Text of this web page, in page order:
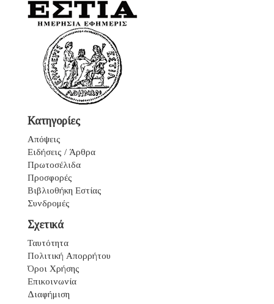
Κατηγορίες
Απόψεις
Ειδήσεις / Άρθρα
Πρωτοσέλιδα
Προσφορές
Βιβλιοθήκη Εστίας
Συνδρομές
Σχετικά
Ταυτότητα
Πολιτική Απορρήτου
Όροι Χρήσης
Επικοινωνία
Διαφήμιση